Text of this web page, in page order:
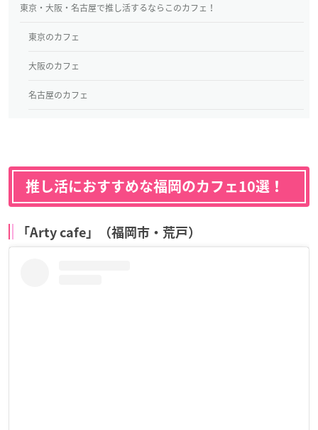
東京・大阪・名古屋で推し活するならこのカフェ！
東京のカフェ
大阪のカフェ
名古屋のカフェ
推し活におすすめな福岡のカフェ10選！
「Arty cafe」（福岡市・荒戸）